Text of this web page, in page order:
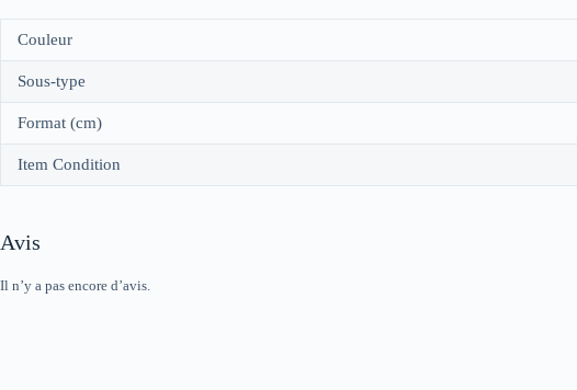
Couleur
Sous-type
Format (cm)
Item Condition
Avis
Il n’y a pas encore d’avis.